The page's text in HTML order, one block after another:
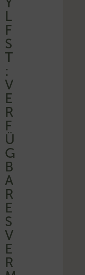
L
F
S
T
:
V
E
R
F
Ü
G
B
A
R
E
S
V
E
R